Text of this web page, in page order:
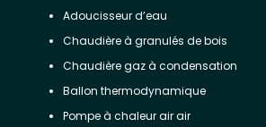
Adoucisseur d’eau
Chaudière à granulés de bois
Chaudière gaz à condensation
Ballon thermodynamique
Pompe à chaleur air air